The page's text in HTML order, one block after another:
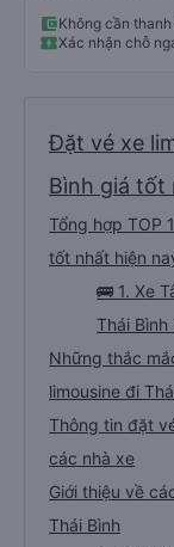
Không cần
Xác nhận chỗ
Đặt vé xe
Bình giá tốt
Tổng hợp TOP
tốt nhất hiện
🚌 1. Xe
Thái
Những thắc
limousine đi
Thông tin đặt
các nhà xe
Giới thiệu về
Thái Bình